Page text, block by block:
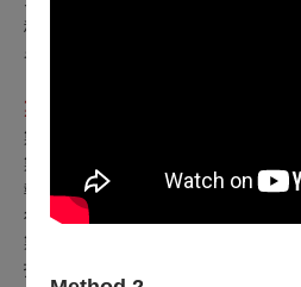
穗節）並獲得了愛丁堡全面劇院
名。
製作團隊
製作團隊｜聚思製造端
製作人｜邱米香、高翊愷
執行製作｜郭晉銘
行銷宣傳｜郭晉銘、謝亞芸
製作助理暨票務｜黃銘靚
技術統籌｜林秉昕